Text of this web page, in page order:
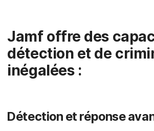
Jamf offre des
détection et de
inégalées :
Détection et réponse